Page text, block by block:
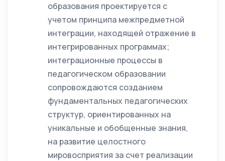
образования проектируется с
учетом принципа межпредметной
интеграции, находящей отражение в
интегрированных программах;
интеграционные процессы в
педагогическом образовании
сопровождаются созданием
фундаментальных педагогических
структур, ориентированных на
уникальные и обобщенные знания,
на развитие целостного
мировосприятия за счет реализации